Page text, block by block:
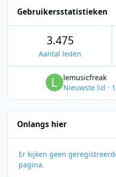
Gebruikersstatistieken
3.475
Aantal leden
lemusicfreak
Nieuwste lid ·
Onlangs hier
Er kijken geen
pagina.